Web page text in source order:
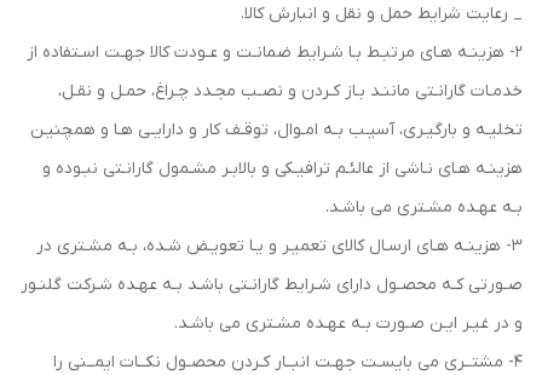
_ رعایت شرایط حمل و نقل و انبارش کالا.
2- هزینـه هـای مرتبـط بـا شـرایط ضمانـت و عـودت کالا جهـت اسـتفاده از
خدمـات گارانـتی ماننـد بـاز کـردن و نصـب مجـدد چـراغ، حمـل و نقـل،
تخلیـه و بارگیـری، آسیـب بـه امـوال، توقـف کار و دارایـی هـا و همچنیـن
هزینـه هـای نـاشی از عالئـم ترافیـکی و بالابـر مشـمول گارانـتی نبـوده و
بـه عهـده مشـتری می باشـد.
3- هزینـه هـای ارسـال کالای تعمیـر و یـا تعویـض شـده، بـه مشـتری در
صـورتی کـه محصـول دارای شـرایط گارانـتی باشـد بـه عهـده شـرکت گلنـور
و در غیـر ایـن صـورت بـه عهـده مشـتری می باشـد.
4- مشتــری می بایسـت جهـت انبــار کـردن محصـول نکــات ایمــنی را